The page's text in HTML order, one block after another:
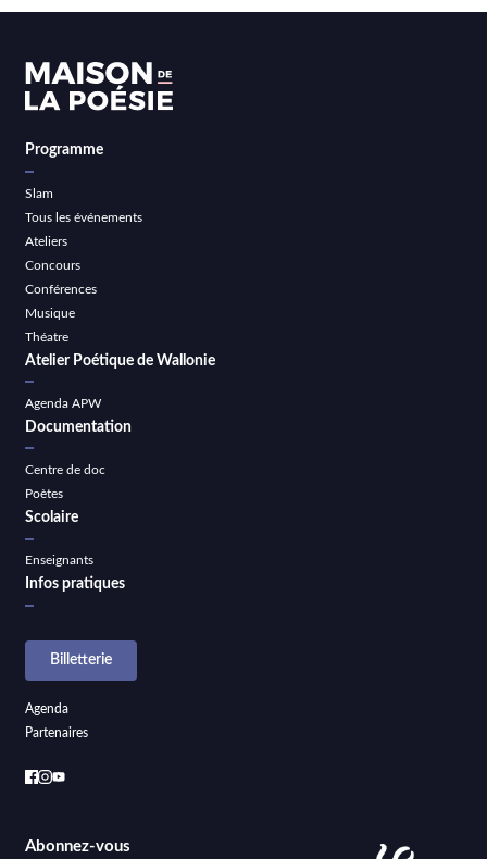
Programme
Slam
Tous les événements
Ateliers
Concours
Conférences
Musique
Théatre
Atelier Poétique de Wallonie
Agenda APW
Documentation
Centre de doc
Poètes
Scolaire
Enseignants
Infos pratiques
Billetterie
Agenda
Partenaires
Abonnez-vous